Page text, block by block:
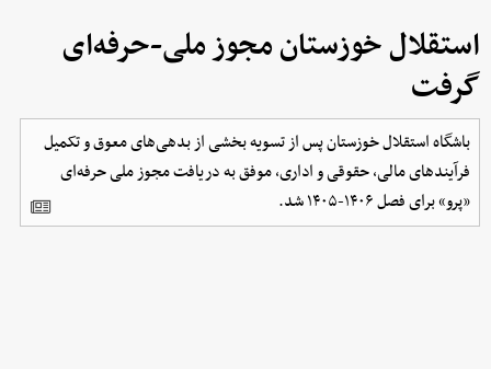
استقلال خوزستان مجوز ملی-حرفه‌ای
گرفت
باشگاه استقلال خوزستان پس از تسویه بخشی از بدهی‌های معوق و تکمیل
فرآیندهای مالی، حقوقی و اداری، موفق به دریافت مجوز ملی حرفه‌ای
«پرو» برای فصل ۱۴۰۶-۱۴۰۵ شد.